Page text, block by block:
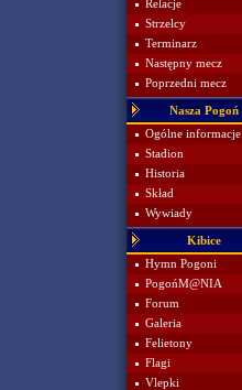
Relacje
Strzelcy
Terminarz
Następny mecz
Poprzedni mecz
Nasza Pogoń
Ogólne informacje
Stadion
Historia
Skład
Wywiady
Kibice
Hymn Pogoni
PogońM@NIA
Forum
Galeria
Felietony
Flagi
Vlepki